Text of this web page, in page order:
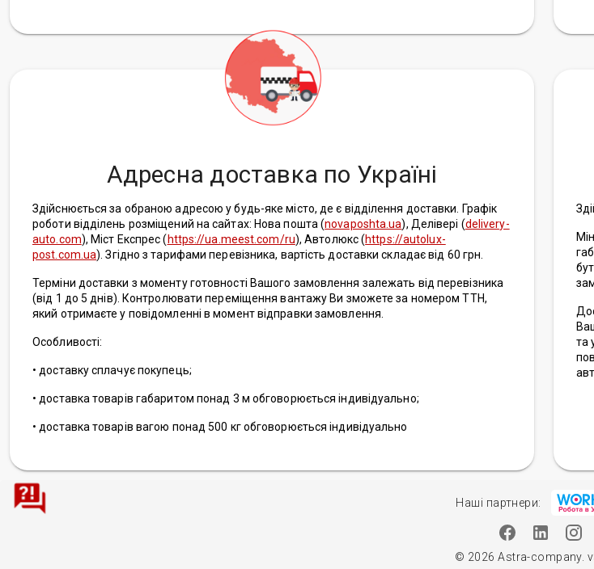
Адресна доставка по Україні
Здійснюється за обраною адресою у будь-яке місто, де є відділення доставки. Графік
роботи відділень розміщений на сайтах: Нова пошта (novaposhta.ua), Делівері (delivery-
auto.com), Міст Експрес ( https://ua.meest.com/ru), Автолюкс (https://autolux-
post.com.ua). Згідно з тарифами перевізника, вартість доставки складає від 60 грн.
Терміни доставки з моменту готовності Вашого замовлення залежать від перевізника
(від 1 до 5 днів). Контролювати переміщення вантажу Ви зможете за номером ТТН,
який отримаєте у повідомленні в момент відправки замовлення.
Особливості:
• доставку сплачує покупець;
• доставка товарів габаритом понад 3 м обговорюється індивідуально;
• доставка товарів вагою понад 500 кг обговорюється індивідуально
та
Наші партнери:
© 2026 Astra-company.